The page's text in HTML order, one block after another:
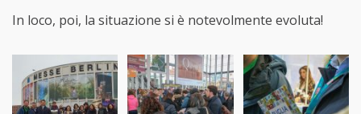
In loco, poi, la situazione si è notevolmente evoluta!